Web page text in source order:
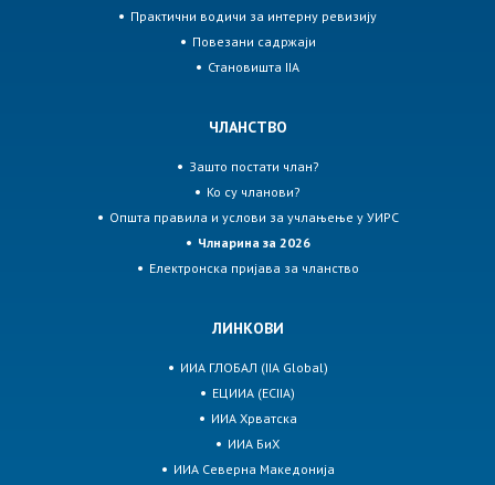
Практични водичи за интерну ревизију
Повезани садржаји
Становишта IIA
ЧЛАНСТВО
Зашто постати члан?
Ко су чланови?
Општа правила и услови за учлањење у УИРС
Члнарина за 2026
Електронска пријава за чланство
ЛИНКОВИ
ИИА ГЛОБАЛ (IIA Global)
ЕЦИИА (ECIIA)
ИИА Хрватска
ИИА БиХ
ИИА Северна Македонија